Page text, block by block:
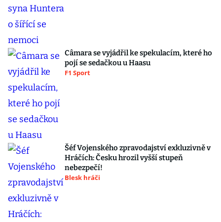
Câmara se vyjádřil ke spekulacím, které ho
pojí se sedačkou u Haasu
F1 Sport
Šéf Vojenského zpravodajství exkluzivně v
Hráčích: Česku hrozil vyšší stupeň
nebezpečí!
Blesk hráči